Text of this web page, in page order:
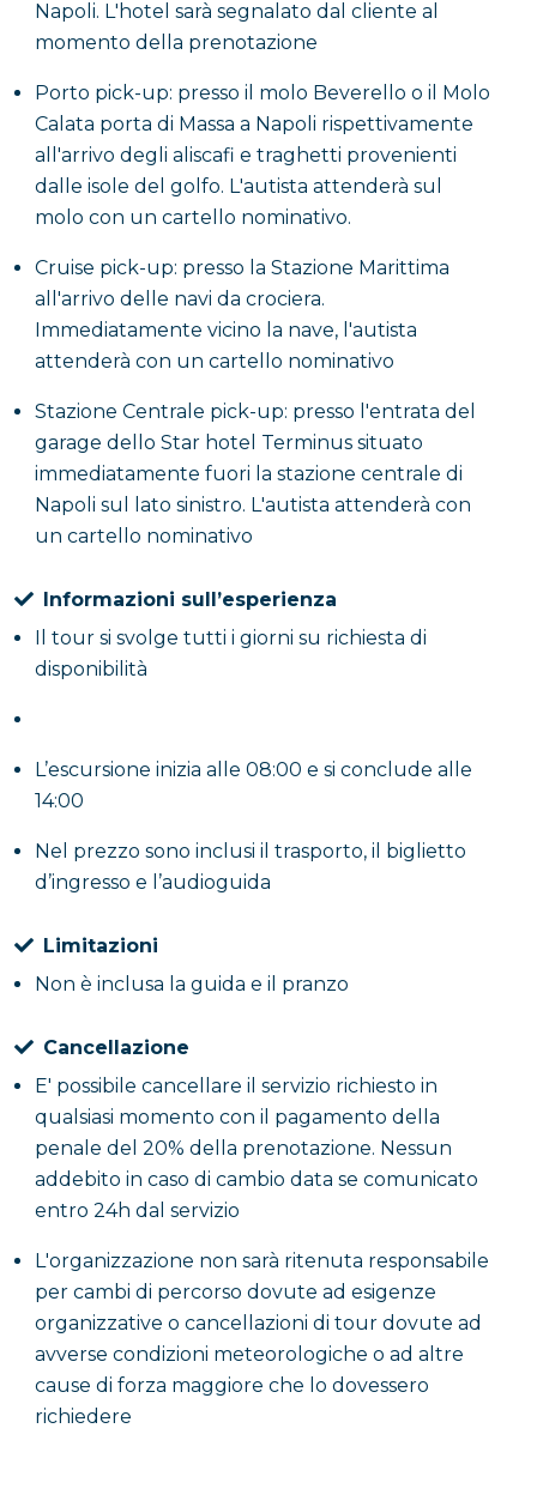
Napoli. L'hotel sarà segnalato dal cliente al
momento della prenotazione
Porto pick-up: presso il molo Beverello o il Molo
Calata porta di Massa a Napoli rispettivamente
all'arrivo degli aliscafi e traghetti provenienti
dalle isole del golfo. L'autista attenderà sul
molo con un cartello nominativo.
Cruise pick-up: presso la Stazione Marittima
all'arrivo delle navi da crociera.
Immediatamente vicino la nave, l'autista
attenderà con un cartello nominativo
Stazione Centrale pick-up: presso l'entrata del
garage dello Star hotel Terminus situato
immediatamente fuori la stazione centrale di
Napoli sul lato sinistro. L'autista attenderà con
un cartello nominativo
Informazioni sull’esperienza
Il tour si svolge tutti i giorni su richiesta di
disponibilità
L’escursione inizia alle 08:00 e si conclude alle
14:00
Nel prezzo sono inclusi il trasporto, il biglietto
d’ingresso e l’audioguida
Limitazioni
Non è inclusa la guida e il pranzo
Cancellazione
E' possibile cancellare il servizio richiesto in
qualsiasi momento con il pagamento della
penale del 20% della prenotazione. Nessun
addebito in caso di cambio data se comunicato
entro 24h dal servizio
L'organizzazione non sarà ritenuta responsabile
per cambi di percorso dovute ad esigenze
organizzative o cancellazioni di tour dovute ad
avverse condizioni meteorologiche o ad altre
cause di forza maggiore che lo dovessero
richiedere